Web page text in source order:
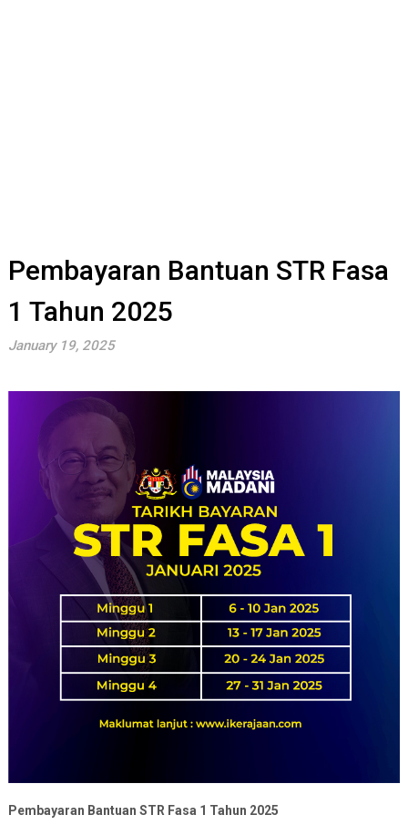
Pembayaran Bantuan STR Fasa
1 Tahun 2025
January 19, 2025
Pembayaran Bantuan STR Fasa 1 Tahun 2025